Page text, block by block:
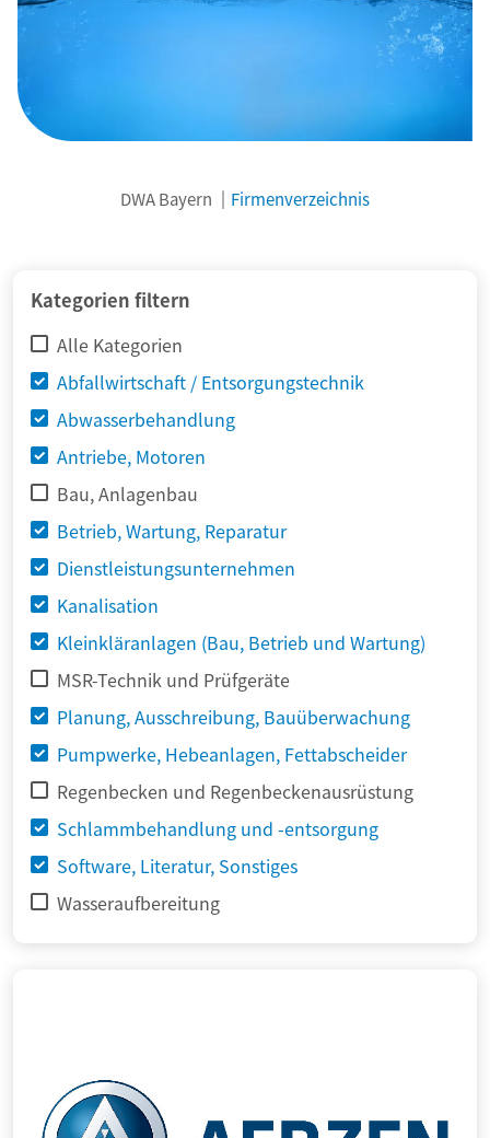
DWA Bayern Firmenverzeichnis
Kategorien filtern
Alle Kategorien
Abfallwirtschaft / Entsorgungstechnik
Abwasserbehandlung
Antriebe, Motoren
Bau, Anlagenbau
Betrieb, Wartung, Reparatur
Dienstleistungsunternehmen
Kanalisation
Kleinkläranlagen (Bau, Betrieb und Wartung)
MSR-Technik und Prüfgeräte
Planung, Ausschreibung, Bauüberwachung
Pumpwerke, Hebeanlagen, Fettabscheider
Regenbecken und Regenbeckenausrüstung
Schlammbehandlung und -entsorgung
Software, Literatur, Sonstiges
Wasseraufbereitung